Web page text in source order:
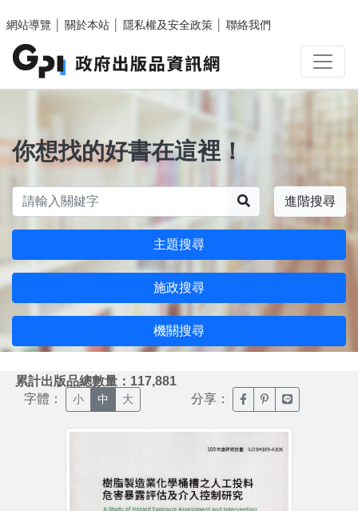
網站導覽
關於本站 隱私權及安全政策 聯絡我們
你想找的好書在這裡！
進階搜尋
主題搜尋
施政搜尋
機關搜尋
累計出版品總數量：117,881
字體： 小 中 大 分享： 臉書分享(另開新視窗)
噗浪分享(另開新
Line分享(另